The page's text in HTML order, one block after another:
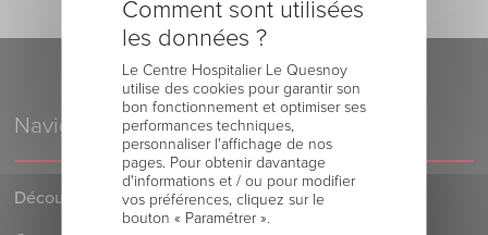
Navigation
Découvrez le Centre Hospitalier
Comment sont utilisées
les données ?
Le Centre Hospitalier Le Quesnoy
utilise des cookies pour garantir son
bon fonctionnement et optimiser ses
performances techniques,
personnaliser l'affichage de nos
pages. Pour obtenir davantage
d'informations et / ou pour modifier
vos préférences, cliquez sur le
bouton « Paramétrer ».